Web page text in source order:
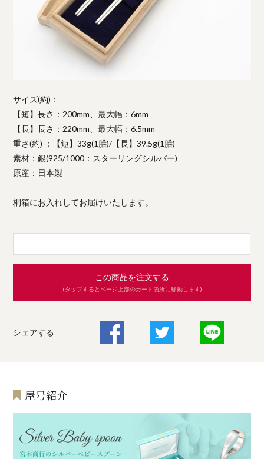
サイズ(約)：
【短】長さ：200mm、最大幅：6mm
【長】長さ：220mm、最大幅：6.5mm
重さ(約) ：【短】33g(1膳)/【長】39.5g(1膳)
素材：銀(925/1000：スターリングシルバー)
原産：日本製
桐箱にお入れしてお届けいたします。
この商品を注文する
(タップするとページ上部のカート箇所に移動します)
シェアする
屋号紹介